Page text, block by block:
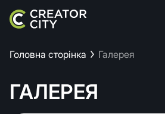
Головна сторінка Галерея
ГАЛЕРЕЯ